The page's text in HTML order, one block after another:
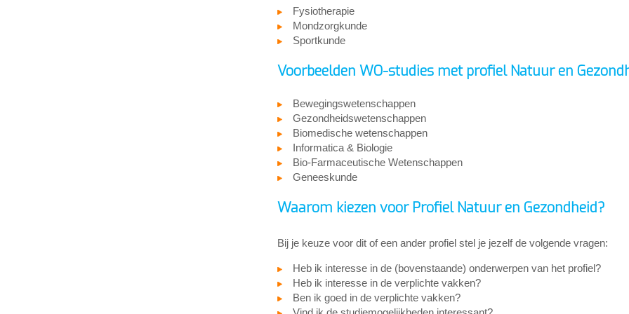
Fysiotherapie
Mondzorgkunde
Sportkunde
Voorbeelden WO-studies met profiel Natuur en
Bewegingswetenschappen
Gezondheidswetenschappen
Biomedische wetenschappen
Informatica & Biologie
Bio-Farmaceutische Wetenschappen
Geneeskunde
Waarom kiezen voor Profiel Natuur en Gezondheid?
Bij je keuze voor dit of een ander profiel stel je jezelf de volgende vragen:
Heb ik interesse in de (bovenstaande) onderwerpen van het profiel?
Heb ik interesse in de verplichte vakken?
Ben ik goed in de verplichte vakken?